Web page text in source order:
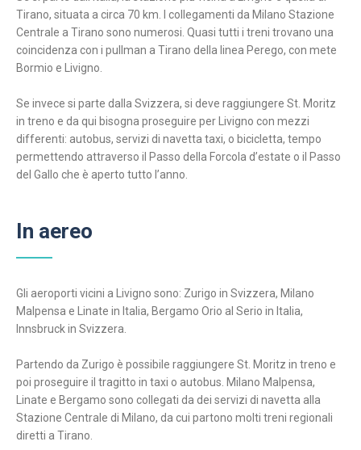
Tirano, situata a circa 70 km. I collegamenti da Milano Stazione
Centrale a Tirano sono numerosi. Quasi tutti i treni trovano una
coincidenza con i pullman a Tirano della linea Perego, con mete
Bormio e Livigno.
Se invece si parte dalla Svizzera, si deve raggiungere St. Moritz
in treno e da qui bisogna proseguire per Livigno con mezzi
differenti: autobus, servizi di navetta taxi, o bicicletta, tempo
permettendo attraverso il Passo della Forcola d’estate o il Passo
del Gallo che è aperto tutto l’anno.
In aereo
Gli aeroporti vicini a Livigno sono: Zurigo in Svizzera, Milano
Malpensa e Linate in Italia, Bergamo Orio al Serio in Italia,
Innsbruck in Svizzera.
Partendo da Zurigo è possibile raggiungere St. Moritz in treno e
poi proseguire il tragitto in taxi o autobus. Milano Malpensa,
Linate e Bergamo sono collegati da dei servizi di navetta alla
Stazione Centrale di Milano, da cui partono molti treni regionali
diretti a Tirano.